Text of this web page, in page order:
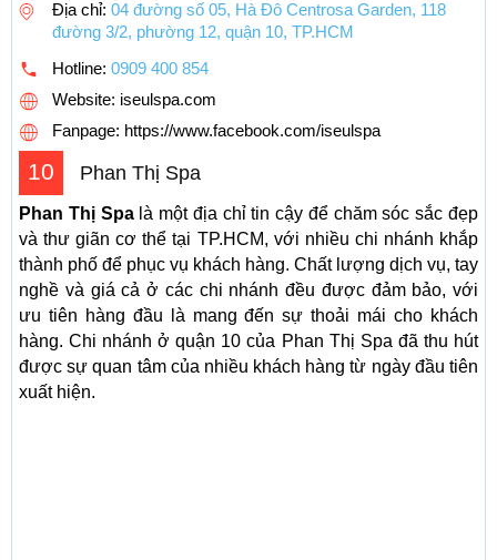
Địa chỉ: 04 đường số 05, Hà Đô Centrosa Garden, 118
đường 3/2, phường 12, quận 10, TP.HCM
Hotline: 0909 400 854
Website: iseulspa.com
Fanpage: https://www.facebook.com/iseulspa
10 Phan Thị Spa
Phan Thị Spalà một địa chỉ tin cậy để chăm sóc sắc đẹp
và thư giãn cơ thể tại TP.HCM, với nhiều chi nhánh khắp
thành phố để phục vụ khách hàng. Chất lượng dịch vụ, tay
nghề và giá cả ở các chi nhánh đều được đảm bảo, với
ưu tiên hàng đầu là mang đến sự thoải mái cho khách
hàng. Chi nhánh ở quận 10 của Phan Thị Spa đã thu hút
được sự quan tâm của nhiều khách hàng từ ngày đầu tiên
xuất hiện.